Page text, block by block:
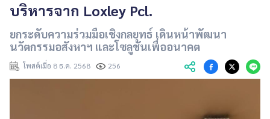
บริหารจาก Loxley Pcl.
ยกระดับความร่วมมือเชิงกลยุทธ์ เดินหน้าพัฒนา
นวัตกรรมอสังหาฯ และโซลูชันเพื่ออนาคต
โพสต์เมื่อ 8 ธ.ค. 2568 256